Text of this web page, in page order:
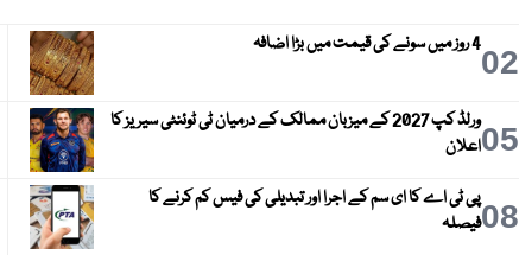
024 روز میں سونے کی قیمت میں بڑا اضافہ
05
ورلڈ کپ 2027 کے میزبان ممالک کے درمیان ٹی ٹوئنٹی سیریز کا
اعلان
08پی ٹی اے کا ای سم کے اجرا اور تبدیلی کی فیس کم کرنے کا
فیصلہ